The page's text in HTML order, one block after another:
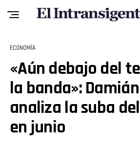
ECONOMÍA
«Aún debajo del
la banda»:
analiza la suba
en junio